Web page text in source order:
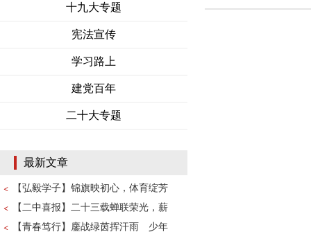
十九大专题
宪法宣传
学习路上
建党百年
二十大专题
最新文章
【弘毅学子】锦旗映初心，体育绽芳
【二中喜报】二十三载蝉联荣光，薪
【青春笃行】鏖战绿茵挥汗雨 少年